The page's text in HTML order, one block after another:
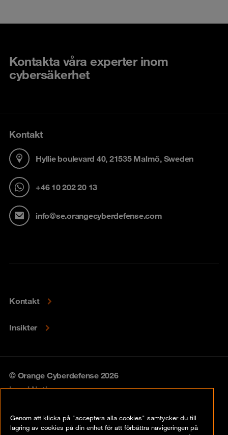
Kontakta våra experter inom
cybersäkerhet
Kontakt
Hyllie boulevard 40, 21535 Malmö, Sweden
+46 10 202 20 13
info@se.orangecyberdefense.com
Kontakt
Insikter
© Orange Cyberdefense 2026
Legal Notice
Genom att klicka på "acceptera alla cookies" samtycker du till
lagring av cookies på din enhet för att förbättra navigeringen på